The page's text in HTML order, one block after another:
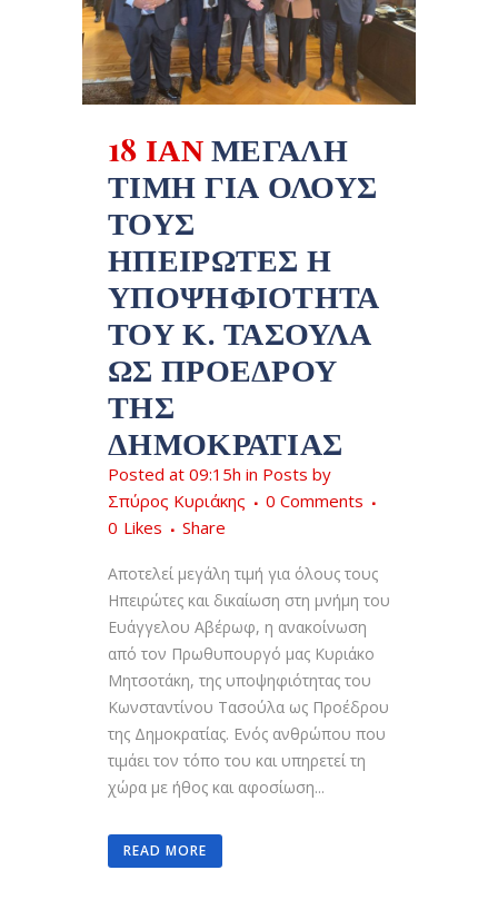
18 ΙΑΝΜΕΓΆΛΗ
ΤΙΜΉ ΓΙΑ ΌΛΟΥΣ
ΤΟΥΣ
ΗΠΕΙΡΏΤΕΣ Η
ΥΠΟΨΗΦΙΌΤΗΤΑ
ΤΟΥ Κ. ΤΑΣΟΎΛΑ
ΩΣ ΠΡΟΈΔΡΟΥ
ΤΗΣ
ΔΗΜΟΚΡΑΤΊΑΣ
Posted at 09:15h in Posts by
Σπύρος Κυριάκης
0 Comments
0 Likes Share
Αποτελεί μεγάλη τιμή για όλους τους
Ηπειρώτες και δικαίωση στη μνήμη του
Ευάγγελου Αβέρωφ, η ανακοίνωση
από τον Πρωθυπουργό μας Κυριάκο
Μητσοτάκη, της υποψηφιότητας του
Κωνσταντίνου Τασούλα ως Προέδρου
της Δημοκρατίας. Ενός ανθρώπου που
τιμάει τον τόπο του και υπηρετεί τη
χώρα με ήθος και αφοσίωση...
READ MORE